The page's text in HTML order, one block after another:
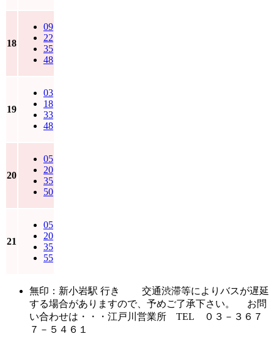
18
09
22
35
48
19
03
18
33
48
20
05
20
35
50
21
05
20
35
55
無印：新小岩駅 行き 交通渋滞等によりバスが遅延
する場合がありますので、予めご了承下さい。 お問
い合わせは・・・江戸川営業所 TEL ０３－３６７
７－５４６１